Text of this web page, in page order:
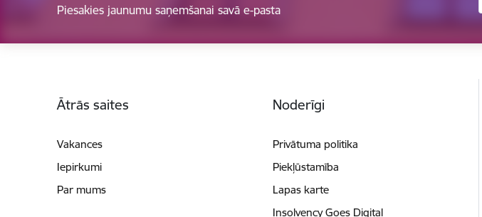
Piesakies jaunumu saņemšanai savā e-pasta
Ātrās saites
Vakances
Iepirkumi
Par mums
Noderīgi
Privātuma politika
Piekļūstamība
Lapas karte
Insolvency Goes Digital